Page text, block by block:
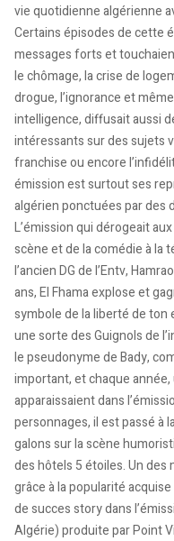
vie quotidienne algérienne
Certains épisodes de cette
messages forts et
le chômage, la crise de
drogue, l’ignorance et
intelligence, diffusait aussi
intéressants sur des sujets
franchise ou encore
émission est surtout ses
algérien ponctuées par des
L’émission qui dérogeait
scène et de la comédie à la
l’ancien DG de l’Entv,
ans, El Fhama explose et
symbole de la liberté de ton
une sorte des Guignols de
le pseudonyme de Bady,
important, et chaque
apparaissaient dans
personnages, il est passé à
galons sur la scène
des hôtels 5 étoiles. Un
grâce à la popularité acquise
de succes story dans
Algérie) produite par Point